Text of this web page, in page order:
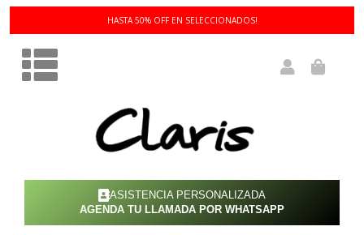
3 Y 6 CUOTAS SIN INTERÉS!
ASISTENCIA PERSONALIZADA
AGENDA TU LLAMADA POR WHATSAPP